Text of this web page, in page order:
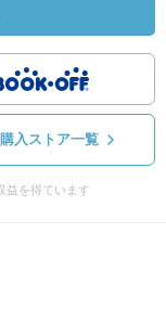
購入ストア一覧
益を得ています